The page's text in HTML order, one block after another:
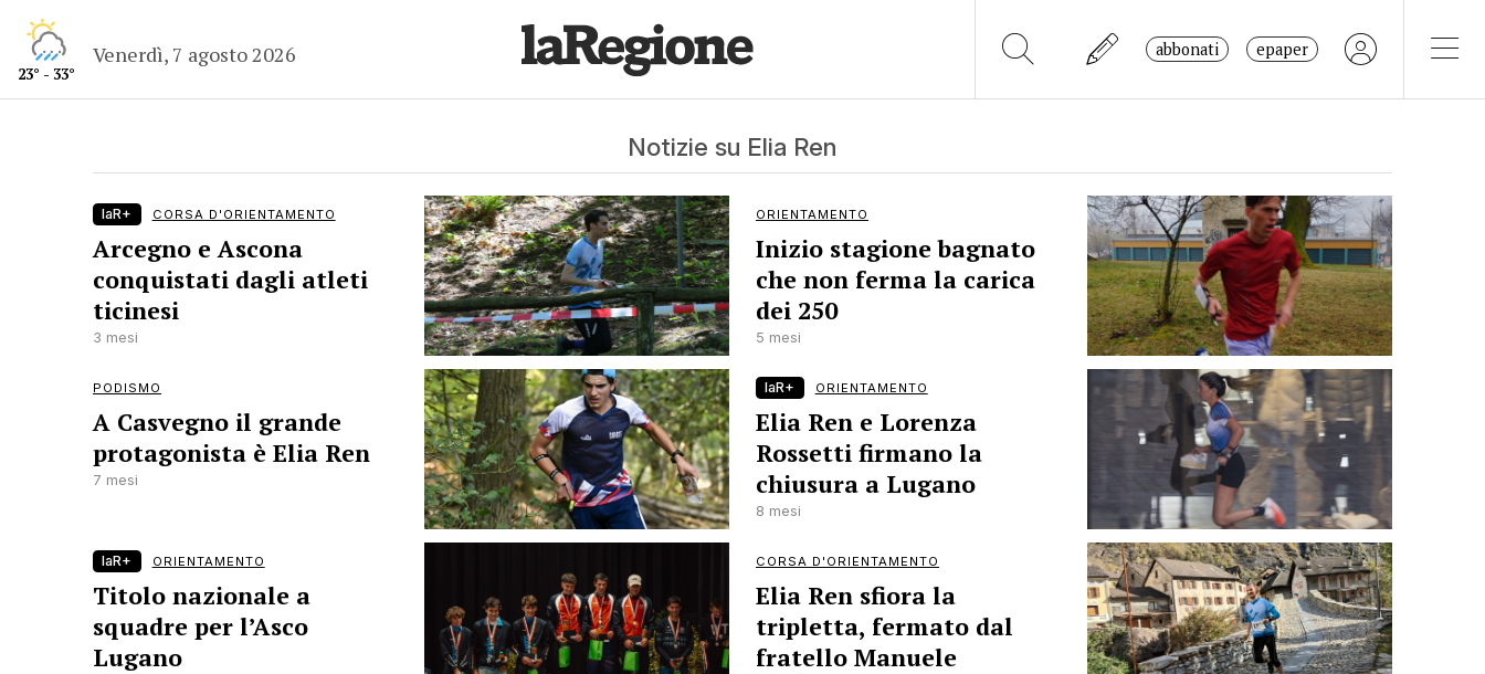
23° - 33°
Venerdì, 7 agosto 2026 abbonati epaper
Notizie su Elia Ren
laR+ CORSA D'ORIENTAMENTO
Arcegno e Ascona
conquistati dagli atleti
ticinesi
3 mesi
ORIENTAMENTO
Inizio stagione bagnato
che non ferma la carica
dei 250
5 mesi
PODISMO
A Casvegno il grande
protagonista è Elia Ren
7 mesi
laR+ ORIENTAMENTO
Elia Ren e Lorenza
Rossetti firmano la
chiusura a Lugano
8 mesi
laR+ ORIENTAMENTO
Titolo nazionale a
squadre per l’Asco
Lugano
CORSA D'ORIENTAMENTO
Elia Ren sfiora la
tripletta, fermato dal
fratello Manuele